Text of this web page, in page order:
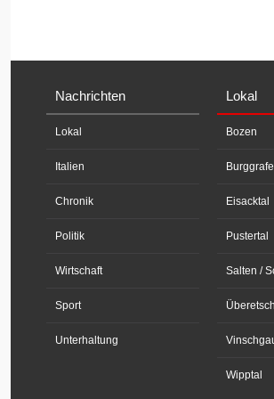
Nachrichten
Lokal
Italien
Chronik
Politik
Wirtschaft
Sport
Unterhaltung
Lokal
Bozen
Eisacktal
Pustertal
Salten /
Wipptal